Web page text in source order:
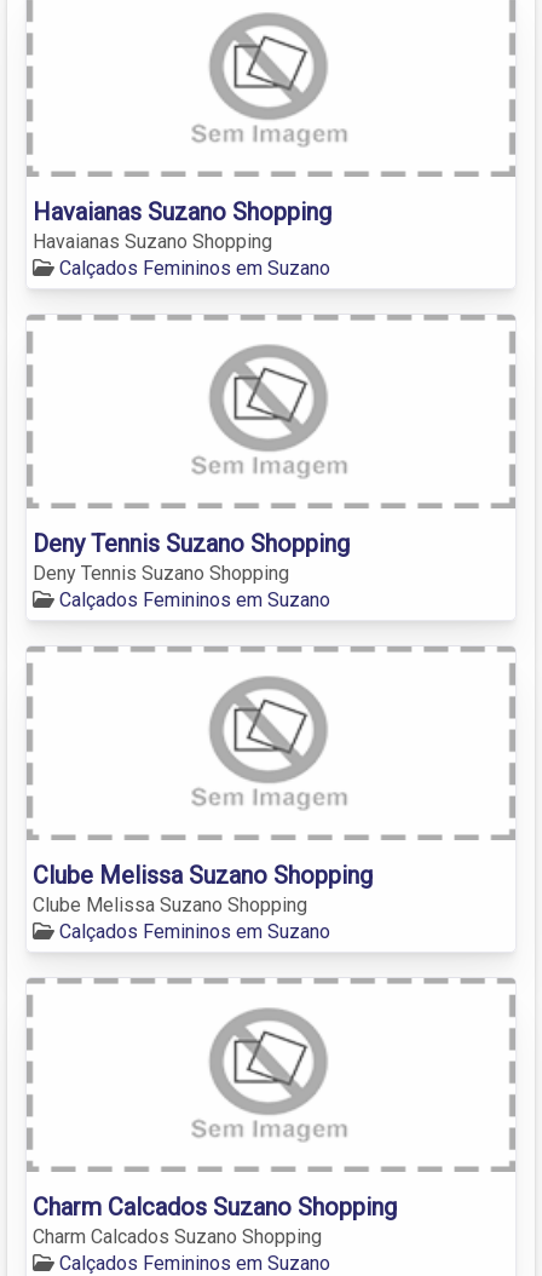
Havaianas Suzano Shopping
Havaianas Suzano Shopping
Calçados Femininos em Suzano
Deny Tennis Suzano Shopping
Deny Tennis Suzano Shopping
Calçados Femininos em Suzano
Clube Melissa Suzano Shopping
Clube Melissa Suzano Shopping
Calçados Femininos em Suzano
Charm Calcados Suzano Shopping
Charm Calcados Suzano Shopping
Calçados Femininos em Suzano